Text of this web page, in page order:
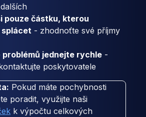
pouze částku, kterou
- zhodnoťte své příjmy
problémů jednejte rychle -
poskytovatele
Pokud máte pochybnosti
poradit, využijte naši
k výpočtu celkových